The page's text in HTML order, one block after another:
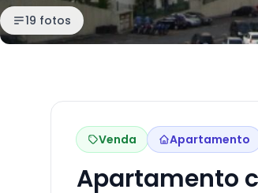
19 fotos
Venda Apartamento
Apartamento